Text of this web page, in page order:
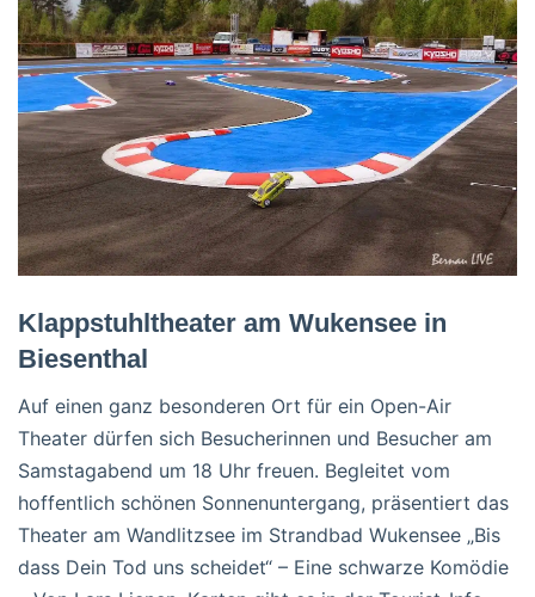
Klappstuhltheater am Wukensee in
Biesenthal
Auf einen ganz besonderen Ort für ein Open-Air
Theater dürfen sich Besucherinnen und Besucher am
Samstagabend um 18 Uhr freuen. Begleitet vom
hoffentlich schönen Sonnenuntergang, präsentiert das
Theater am Wandlitzsee im Strandbad Wukensee „Bis
dass Dein Tod uns scheidet“ – Eine schwarze Komödie